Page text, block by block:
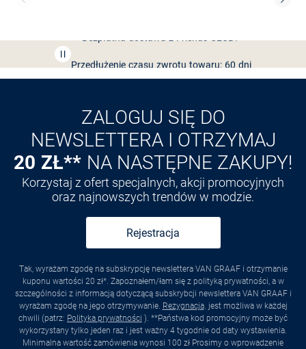
Odkryj aplikację VANGRAAF
ZALOGUJ SIĘ DO
NEWSLETTERA I OTRZYMAJ
20 ZŁ** NA NASTĘPNE ZAKUPY!
Korzystaj z ofert specjalnych, akcji promocyjnych
oraz najnowszych trendów w modzie.
Rejestracja
Tak, wyrażam zgodę na subskrypcję newslettera VAN GRAAF i otrzymanie
kuponu wartości 20 zł*. Zapoznałem/łam się z polityką prywatności, a w
szczególności z informacją dotyczącą subskrybcji newslettera VAN GRAAF i
wyrażam zgodę na jego otrzymywanie. Rezygnacja. jest możliwa w każdej
chwili (patrz: Polityka prywatności ). **Państwa kod promocyjny może być
wykorzystany tylko jeden raz i jest ważny 4 tygodnie od daty wystawienia.
Minimalna wartość zamówienia wynosi 100 zł Prosimy o wprowadzenie